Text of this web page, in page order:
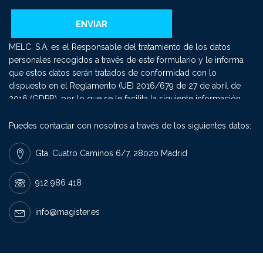
MELC, S.A. es el Responsable del tratamiento de los datos
personales recogidos a través de este formulario y le informa
que estos datos serán tratados de conformidad con lo
dispuesto en el Reglamento (UE) 2016/679 de 27 de abril de
2016 (GDPR), por lo que se le facilita la siguiente información
comercial y el envío de comunicaciones sobre nuestros
se conservarán mientras exista un interés mutuo para mantener
el fin del tratamiento y cuando ya no sea necesario para tal fin,
se suprimirán con medidas de seguridad adecuadas para
garantizar la seudonimización de los datos o la destrucción
total de los mismos. Derechos que asisten: Derecho a retirar el
consentimiento en cualquier momento. Derecho de acceso,
una reclamación ante la Autoridad de control (agpd.es) si
Puedes contactar con nosotros a través de los siguientes datos:
Gta. Cuatro Caminos 6/7, 28020 Madrid
912 986 418
info@magister.es